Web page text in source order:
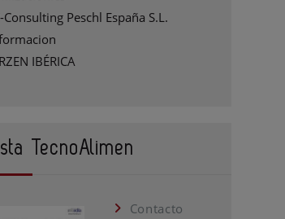
Consulting Peschl España S.L.
IBÉRICA
TecnoAlimen
Contacto